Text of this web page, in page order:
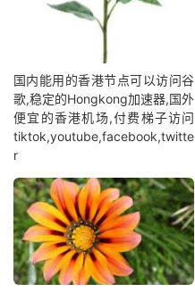
国内能用的香港节点可以访问谷
歌,稳定的Hongkong加速器,国外
便宜的香港机场,付费梯子访问
tiktok,youtube,facebook,twitte
r